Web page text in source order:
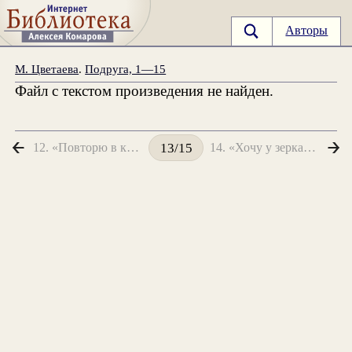
Авторы
М. Цветаева.Подруга, 1—15
Файл с текстом произведения не найден.
12. «Повторю в канун разлуки...» 13/15 14. «Хочу у зеркала, где муть...»